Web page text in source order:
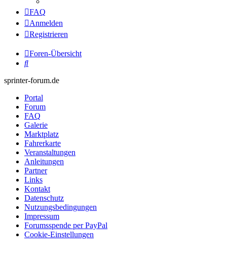
FAQ
Anmelden
Registrieren
Foren-Übersicht
Suche
sprinter-forum.de
Portal
Forum
FAQ
Galerie
Marktplatz
Fahrerkarte
Veranstaltungen
Anleitungen
Partner
Links
Kontakt
Datenschutz
Nutzungsbedingungen
Impressum
Forumsspende per PayPal
Cookie-Einstellungen